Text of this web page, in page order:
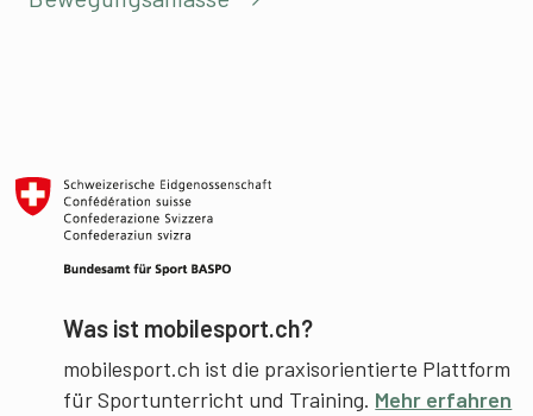
Was ist mobilesport.ch?
mobilesport.ch ist die praxisorientierte Plattform
für Sportunterricht und Training. Mehr erfahren